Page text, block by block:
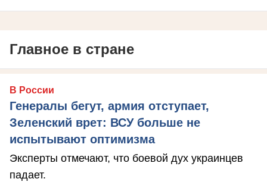
Главное в стране
В России
Генералы бегут, армия отступает,
Зеленский врет: ВСУ больше не
испытывают оптимизма
Эксперты отмечают, что боевой дух украинцев
падает.